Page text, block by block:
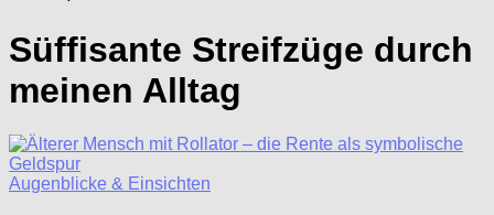
Süffisante Streifzüge durch
meinen Alltag
Augenblicke & Einsichten